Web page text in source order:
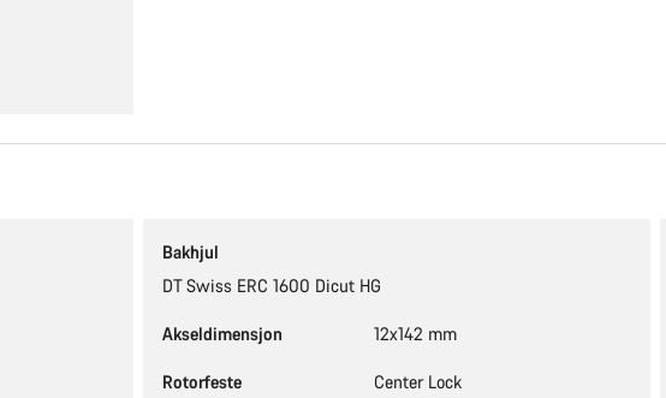
Bakhjul
DT Swiss ERC 1600 Dicut HG
Akseldimensjon 12x142 mm
Rotorfeste Center Lock